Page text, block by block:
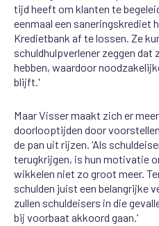
tijd heeft om klanten te
eenmaal een saneringskrediet
Kredietbank af te lossen. Ze
schuldhulpverlener zeggen dat
hebben, waardoor
blijft.'
Maar Visser maakt zich er
doorlooptijden door
de pan uit rijzen. ‘Als
terugkrijgen, is hun motivatie
wikkelen niet zo groot meer.
schulden juist een belangrijke
zullen schuldeisers in die
bij voorbaat akkoord gaan.’